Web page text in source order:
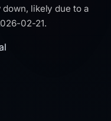
likely due to a
02-21.